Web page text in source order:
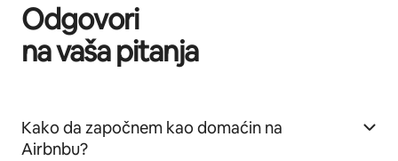
Odgovori
na vaša pitanja
Kako da započnem kao domaćin na
Airbnbu?